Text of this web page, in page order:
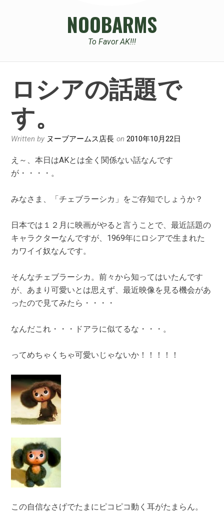
NOOBARMS
To Favor AK!!!
ロシアの話題で
す。
Written by ヌーブアームス店長 on2010年10月22日
え～、本日はAKとは全く関係ない話なんです
が・・・・。
みなさま、「チェブラーシカ」をご存知でしょうか？
日本では１２月に映画がやると言うことで、最近話題の
キャラクターなんですが、1969年にロシアで生まれた
カワイイ奴なんです。
そんなチェブラーシカ。前々から知ってはいたんです
が、あまり可愛いとは思えず、最近映像を見る機会があ
ったので見てみたら・・・・
なんだこれ・・・ドアラに似てるな・・・。
ってめちゃくちゃ可愛いじゃないか！！！！！
この自信なさげでたまにピコピコ動く耳がたまらん。